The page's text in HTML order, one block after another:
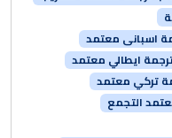
اسبانى معتمد
ايطالي معتمد
تركي معتمد
التجمع